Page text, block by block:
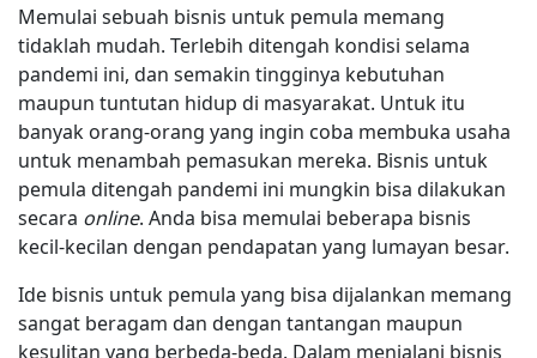
Memulai sebuah bisnis untuk pemula memang
tidaklah mudah. Terlebih ditengah kondisi selama
pandemi ini, dan semakin tingginya kebutuhan
maupun tuntutan hidup di masyarakat. Untuk itu
banyak orang-orang yang ingin coba membuka usaha
untuk menambah pemasukan mereka. Bisnis untuk
pemula ditengah pandemi ini mungkin bisa dilakukan
secara online. Anda bisa memulai beberapa bisnis
kecil-kecilan dengan pendapatan yang lumayan besar.
Ide bisnis untuk pemula yang bisa dijalankan memang
sangat beragam dan dengan tantangan maupun
kesulitan yang berbeda-beda. Dalam menjalani bisnis